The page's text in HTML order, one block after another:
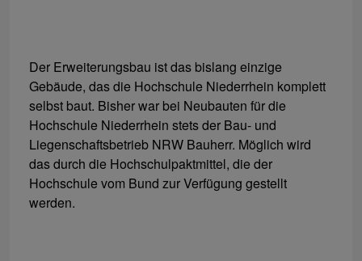
Der Erweiterungsbau ist das bislang einzige
Gebäude, das die Hochschule Niederrhein komplett
selbst baut. Bisher war bei Neubauten für die
Hochschule Niederrhein stets der Bau- und
Liegenschaftsbetrieb NRW Bauherr. Möglich wird
das durch die Hochschulpaktmittel, die der
Hochschule vom Bund zur Verfügung gestellt
werden.